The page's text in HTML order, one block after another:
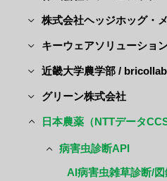
株式会社ヘッジホッグ・
キーウェアソリューショ
近畿大学農学部 /
グリーン株式会社
日本農薬（NTTデータCCS
病害虫診断API
AI病害虫雑草診断/